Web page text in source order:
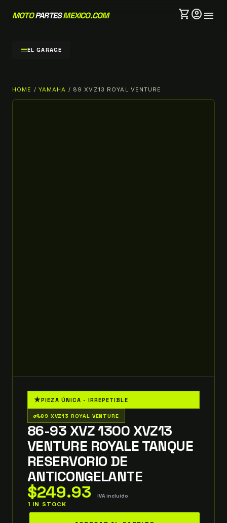
MOTOPARTESMEXICO.COM shopping_cartaccount_circlemenu
menuEL GARAGE
HOME / YAMAHA / 89 XVZ13 ROYAL VENTURE
★PIEZA ÚNICA · IRREPETIBLE
two_wheeler89 XVZ13 ROYAL VENTURE
86-93 XVZ 1300 XVZ13
VENTURE ROYALE TANQUE
RESERVORIO DE
ANTICONGELANTE
$249.93 IVA incluido
1 IN STOCK